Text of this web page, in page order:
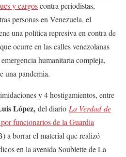
y cargoscontra periodistas,
personas en Venezuela, el
una política represiva en contra de
ocurre en las calles venezolanas
humanitaria compleja,
una pandemia.
y 4 hostigamientos, entre
López, del diario La Verdad de
funcionarios de la Guardia
a borrar el material que realizó
en la avenida Soublette de La